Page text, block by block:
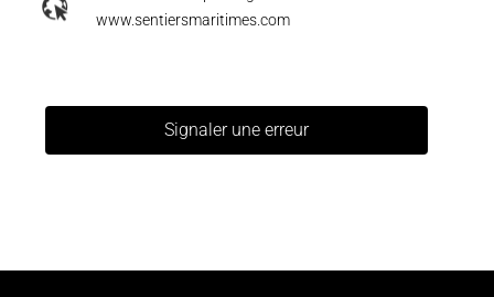
www.sentiersmaritimes.com
Signaler une erreur